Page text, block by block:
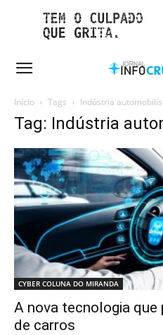
Início Tags Indústria
Tag: Indústria
CYBER COLUNA DO MIRANDA
A nova tecnologia
de carros